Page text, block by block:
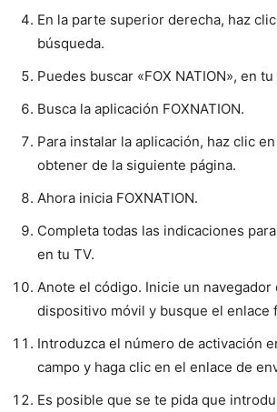
En la parte superior derecha, haz
búsqueda.
Puedes buscar «FOX NATION», en
Busca la aplicación FOXNATION.
Para instalar la aplicación, haz clic
obtener de la siguiente página.
Ahora inicia FOXNATION.
Completa todas las indicaciones
en tu TV.
Anote el código. Inicie un navegador
dispositivo móvil y busque el enlace
Introduzca el número de activación
campo y haga clic en el enlace de
Es posible que se te pida que